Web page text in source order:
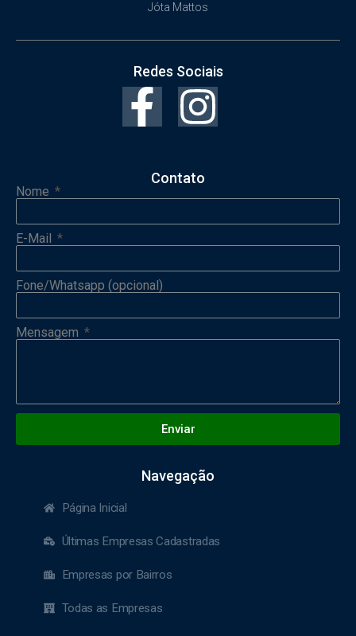
Jóta Mattos
Redes Sociais
Contato
Nome
E-Mail
Fone/Whatsapp (opcional)
Mensagem
Enviar
Navegação
Página Inicial
Últimas Empresas Cadastradas
Empresas por Bairros
Todas as Empresas